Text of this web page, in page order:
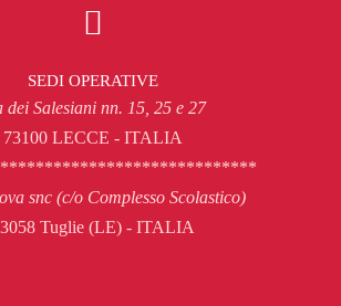
SEDI OPERATIVE
dei Salesiani nn. 15, 25 e 27
73100 LECCE - ITALIA
snc (c/o Complesso Scolastico)
Tuglie (LE) - ITALIA